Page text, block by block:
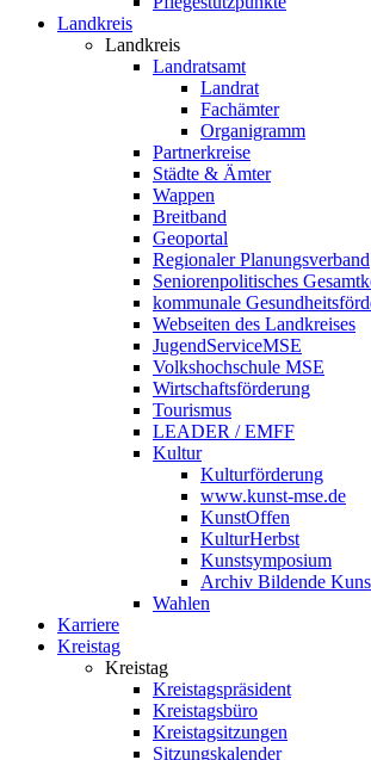
Landkreis
Landkreis
Landratsamt
Landrat
Fachämter
Organigramm
Partnerkreise
Städte & Ämter
Wappen
Breitband
Geoportal
Regionaler Planungsverband
Seniorenpolitisches
kommunale
Webseiten des Landkreises
JugendServiceMSE
Volkshochschule MSE
Wirtschaftsförderung
Tourismus
LEADER / EMFF
Kultur
Kulturförderung
www.kunst-mse.de
KunstOffen
KulturHerbst
Kunstsymposium
Archiv Bildende
Wahlen
Karriere
Kreistag
Kreistag
Kreistagspräsident
Kreistagsbüro
Kreistagsitzungen
Sitzungskalender